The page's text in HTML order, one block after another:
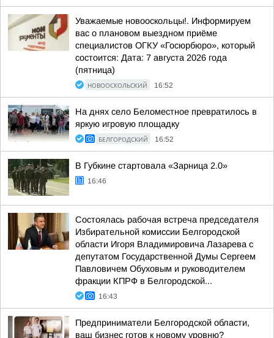
Уважаемые новооскольцы!. Информируем
вас о плановом выездном приёме
специалистов ОГКУ «Госюрбюро», который
состоится: Дата: 7 августа 2026 года
(пятница)
НОВООСКОЛЬСКИЙ 16:52
На днях село Беломестное превратилось в
яркую игровую площадку
БЕЛГОРОДСКИЙ 16:52
В Губкине стартовала «Зарница 2.0»
16:46
Состоялась рабочая встреча председателя
Избирательной комиссии Белгородской
области Игоря Владимировича Лазарева с
депутатом Государственной Думы Сергеем
Павловичем Обуховым и руководителем
фракции КПРФ в Белгородской...
16:43
Предприниматели Белгородской области,
ваш бизнес готов к новому уровню?